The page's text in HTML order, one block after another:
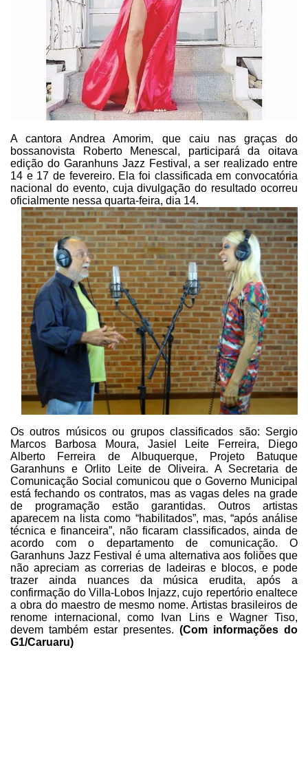
A cantora Andrea Amorim, que caiu nas graças do
bossanovista Roberto Menescal, participará da oitava
edição do Garanhuns Jazz Festival, a ser realizado entre
14 e 17 de fevereiro. Ela foi classificada em convocatória
nacional do evento, cuja divulgação do resultado ocorreu
oficialmente nessa quarta-feira, dia 14.
Os outros músicosou grupos classificados são: Sergio
Marcos Barbosa Moura, Jasiel Leite Ferreira, Diego
Alberto Ferreira de Albuquerque, Projeto Batuque
Garanhuns e Orlito Leite de Oliveira. A Secretaria de
Comunicação Social comunicou que o Governo Municipal
está fechando os contratos, mas as vagas deles na grade
de programação estão garantidas. Outros artistas
aparecem na
lista como “habilitados”, mas, “apósanálise
técnica e financeira”, não ficaram classificados, ainda de
acordo com o departamento de comunicação.
O
Garanhuns Jazz Festival é uma alternativa aos foliões que
não apreciam as correrias de ladeiras e blocos, e pode
trazer ainda nuances da música erudita, após a
confirmação doVilla-Lobos Injazz, cujo repertório enaltece
a obra do maestro de mesmo nome. Artistas brasileiros de
renome internacional, como Ivan Lins e Wagner Tiso,
devem também estar presentes. (Com informações do
G1/Caruaru)